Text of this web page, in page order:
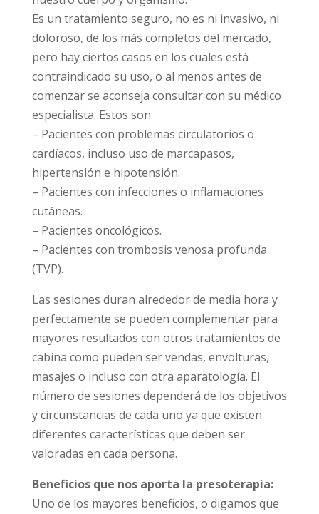
Es un tratamiento seguro, no es ni invasivo, ni
doloroso, de los más completos del mercado,
pero hay ciertos casos en los cuales está
contraindicado su uso, o al menos antes de
comenzar se aconseja consultar con su médico
especialista. Estos son:
– Pacientes con problemas circulatorios o
cardíacos, incluso uso de marcapasos,
hipertensión e hipotensión.
– Pacientes con infecciones o inflamaciones
cutáneas.
– Pacientes oncológicos.
– Pacientes con trombosis venosa profunda
(TVP).
Las sesiones duran alrededor de media hora y
perfectamente se pueden complementar para
mayores resultados con otros tratamientos de
cabina como pueden ser vendas, envolturas,
masajes o incluso con otra aparatología. El
número de sesiones dependerá de los objetivos
y circunstancias de cada uno ya que existen
diferentes características que deben ser
valoradas en cada persona.
Beneficios que nos aporta la presoterapia:
Uno de los mayores beneficios, o digamos que